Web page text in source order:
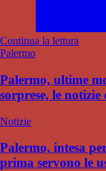
Continua la lettura
Palermo
Palermo, ultime
sorprese, le notizie
Notizie
Palermo, intesa
prima servono le